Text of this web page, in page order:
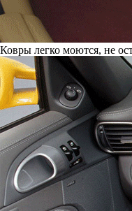
Ковры легко моются, не